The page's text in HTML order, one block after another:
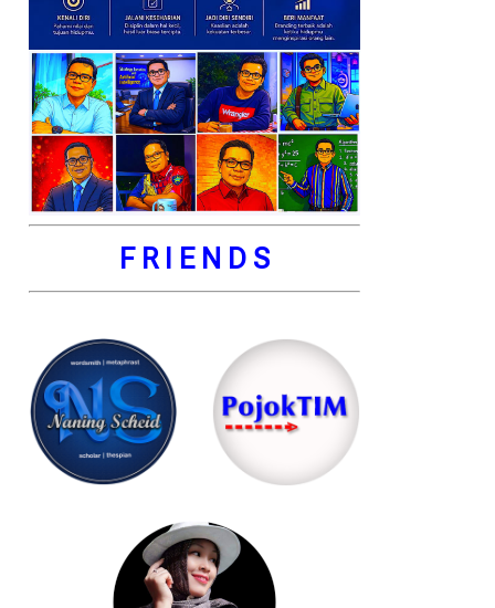
F R I E N D S